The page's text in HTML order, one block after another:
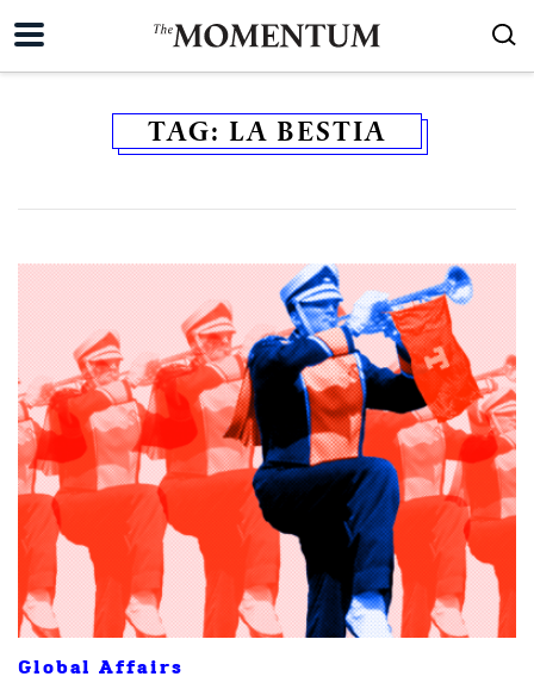
TAG: LA BESTIA
Global Affairs
ค้นหา
SHARE TWEET LINE EMAIL